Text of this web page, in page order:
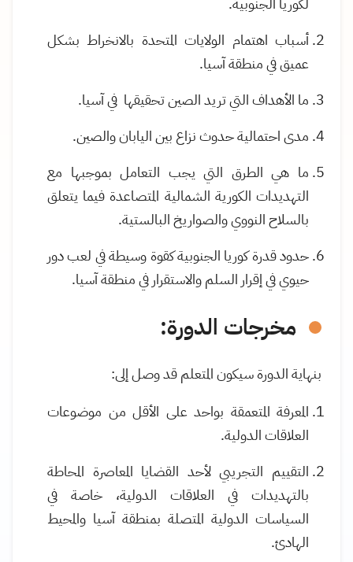
أسباب اهتمام الولايات المتحدة بالانخراط بشكل
عميق في منطقة آسيا.
ما الأهداف التي تريد الصين تحقيقها في آسيا.
مدى احتمالية حدوث نزاع بين اليابان والصين.
ما هي الطرق التي يجب التعامل بموجبها مع
التهديدات الكورية الشمالية المتصاعدة فيما يتعلق
بالسلاح النووي والصواريخ البالستية.
حدود قدرة كوريا الجنوبية كقوة وسيطة في لعب دور
حيوي في إقرار السلم والاستقرار في منطقة آسيا.
مخرجات الدورة:
بنهاية الدورة سيكون المتعلم قد وصل إلى:
المعرفة المتعمقة بواحد على الأقل من موضوعات
العلاقات الدولية.
التقييم التجريبي لأحد القضايا المعاصرة المحاطة
بالتهديدات في العلاقات الدولية، خاصة في
السياسات الدولية المتصلة بمنطقة آسيا والمحيط
الهادئ.